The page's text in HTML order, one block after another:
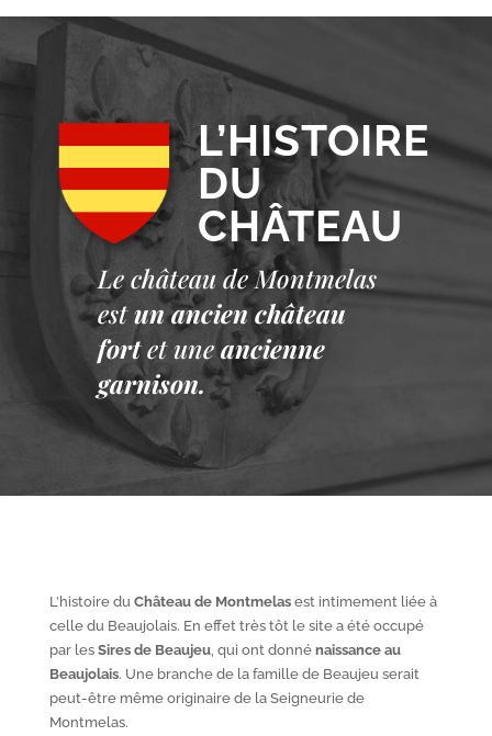
L’HISTOIRE
DU
CHÂTEAU
Le château de Montmelas
est un ancien château
fort et une ancienne
garnison.
L’histoire duChâteau de Montmelasest intimement liée à
celle du Beaujolais. En effet très tôt le site a été occupé
par les Sires de Beaujeu, qui ont donné naissance au
Beaujolais. Une branche de la famille de Beaujeu serait
peut-être même originaire de la Seigneurie de
Montmelas.